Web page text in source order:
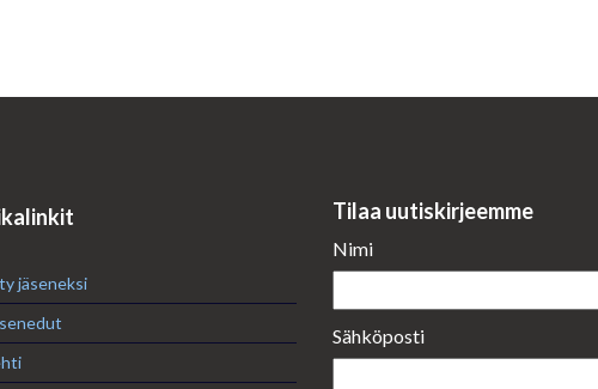
jäseneksi
Tilaa uutiskirjeemme
Nimi
Sähköposti